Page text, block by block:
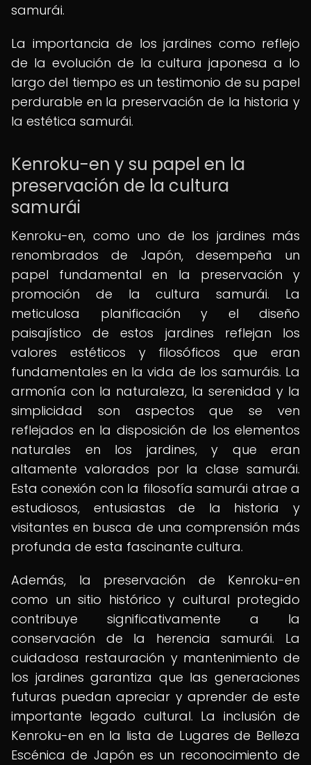
samurái.
La importancia de los jardines como reflejo
de la evolución de la cultura japonesa a lo
largo del tiempo es un testimonio de su papel
perdurable en la preservación de la historia y
la estética samurái.
Kenroku-en y su papel en la
preservación de la cultura
samurái
Kenroku-en, como uno de los jardines más
renombrados de Japón, desempeña un
papel fundamental en la preservación y
promoción de la cultura samurái. La
meticulosa planificación y el diseño
paisajístico de estos jardines reflejan los
valores estéticos y filosóficos que eran
fundamentales en la vida de los samuráis. La
armonía con la naturaleza, la serenidad y la
simplicidad son aspectos que se ven
reflejados en la disposición de los elementos
naturales en los jardines, y que eran
altamente valorados por la clase samurái.
Esta conexión con la filosofía samurái atrae a
estudiosos, entusiastas de la historia y
visitantes en busca de una comprensión más
profunda de esta fascinante cultura.
Además, la preservación de Kenroku-en
como un sitio histórico y cultural protegido
contribuye significativamente a la
conservación de la herencia samurái. La
cuidadosa restauración y mantenimiento de
los jardines garantiza que las generaciones
futuras puedan apreciar y aprender de este
importante legado cultural. La inclusión de
Kenroku-en en la lista de Lugares de Belleza
Escénica de Japón es un reconocimiento de